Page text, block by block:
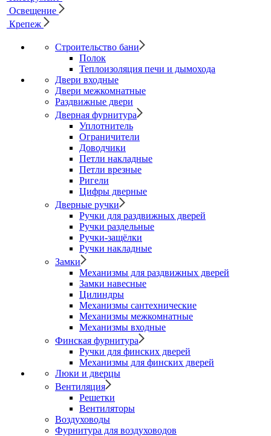
Освещение
Крепеж
Строительство бани
Полок
Теплоизоляция печи и дымохода
Двери входные
Двери межкомнатные
Раздвижные двери
Дверная фурнитура
Уплотнитель
Ограничители
Доводчики
Петли накладные
Петли врезные
Ригели
Цифры дверные
Дверные ручки
Ручки для раздвижных дверей
Ручки раздельные
Ручки-защёлки
Ручки накладные
Замки
Механизмы для раздвижных дверей
Замки навесные
Цилиндры
Механизмы сантехнические
Механизмы межкомнатные
Механизмы входные
Финская фурнитура
Ручки для финских дверей
Механизмы для финских дверей
Люки и дверцы
Вентиляция
Решетки
Вентиляторы
Воздуховоды
Фурнитура для воздуховодов